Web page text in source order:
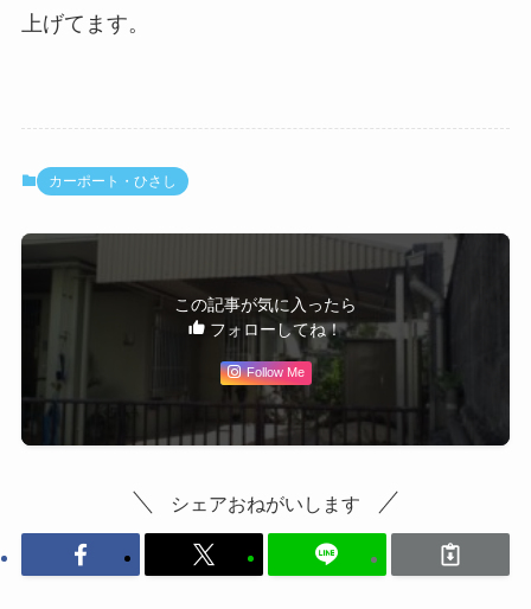
上げてます。
カーポート・ひさし
この記事が気に入ったら
フォローしてね！
Follow Me
シェアおねがいします